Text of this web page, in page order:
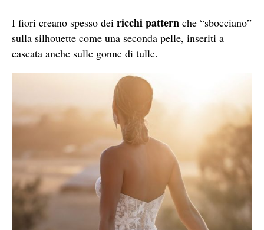
I fiori creano spesso dei ricchi pattern che “sbocciano”
sulla silhouette come una seconda pelle, inseriti a
cascata anche sulle gonne di tulle.